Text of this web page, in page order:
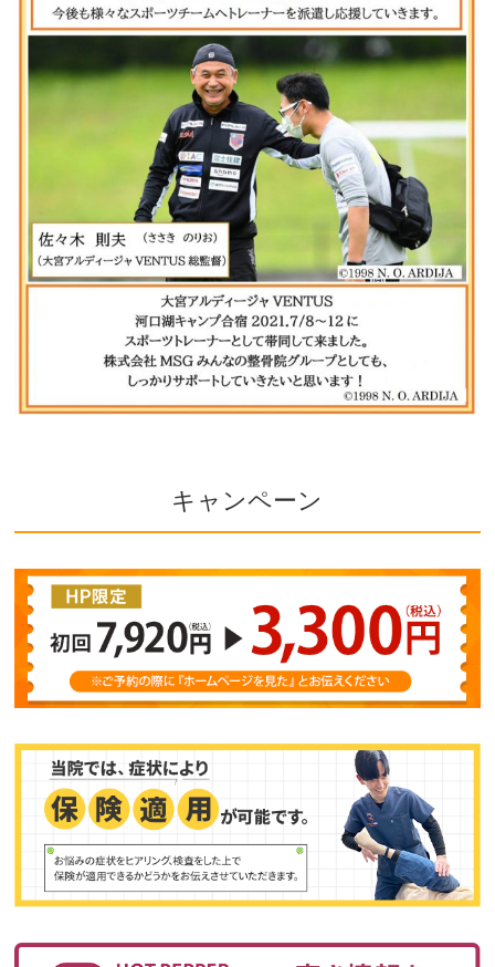
キャンペーン